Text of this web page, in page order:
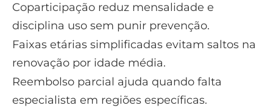
Coparticipação reduz mensalidade e
disciplina uso sem punir prevenção.
Faixas etárias simplificadas evitam saltos na
renovação por idade média.
Reembolso parcial ajuda quando falta
especialista em regiões específicas.